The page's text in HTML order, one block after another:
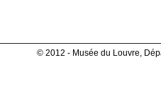
© 2012 - Musée du Louvre,